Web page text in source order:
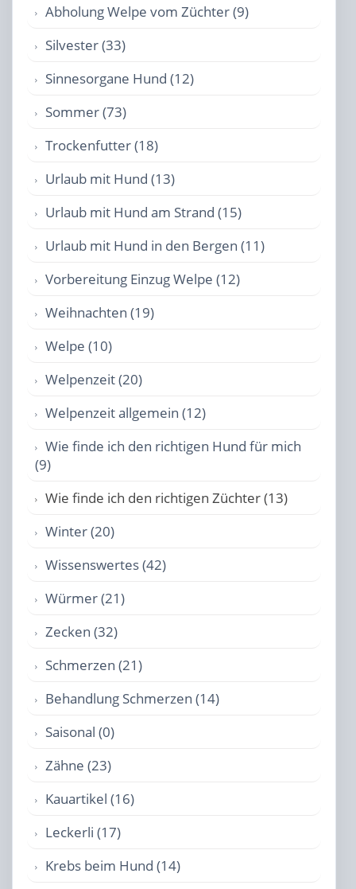
Abholung Welpe vom Züchter (9)
Silvester (33)
Sinnesorgane Hund (12)
Sommer (73)
Trockenfutter (18)
Urlaub mit Hund (13)
Urlaub mit Hund am Strand (15)
Urlaub mit Hund in den Bergen (11)
Vorbereitung Einzug Welpe (12)
Weihnachten (19)
Welpe (10)
Welpenzeit (20)
Welpenzeit allgemein (12)
Wie finde ich den richtigen Hund für mich
(9)
Wie finde ich den richtigen Züchter (13)
Winter (20)
Wissenswertes (42)
Würmer (21)
Zecken (32)
Schmerzen (21)
Behandlung Schmerzen (14)
Saisonal (0)
Zähne (23)
Kauartikel (16)
Leckerli (17)
Krebs beim Hund (14)